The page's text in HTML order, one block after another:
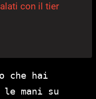
con il tier
che hai
mani su